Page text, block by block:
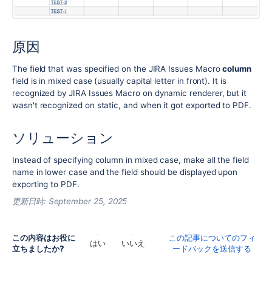
原因
The field that was specified on the JIRA Issues Macrocolumn
field is in mixed case (usually capital letter in front). It is
recognized by JIRA Issues Macro on dynamic renderer, but it
wasn't recognized on static, and when it got exported to PDF.
ソリューション
Instead of specifying column in mixed case, make all the field
name in lower case and the field should be displayed upon
exporting to PDF.
更新日時: September 25, 2025
この内容はお役に
立ちましたか?
はい いいえ
この記事についてのフィ
ードバックを送信する